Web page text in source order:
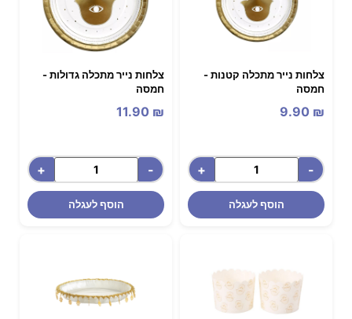
צלחות נייר מתכלה קטנות -
חמסה
9.90 ₪
-
+
הוסף לעגלה
צלחות נייר מתכלה גדולות -
חמסה
11.90 ₪
-
+
הוסף לעגלה